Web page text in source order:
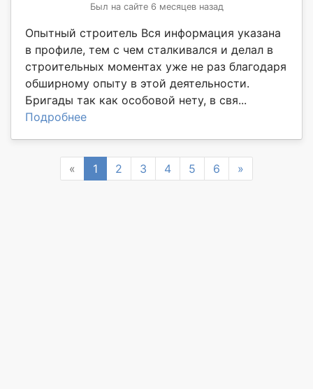
Был на сайте 6 месяцев назад
Опытный строитель Вся информация указана
в профиле, тем с чем сталкивался и делал в
строительных моментах уже не раз благодаря
обширному опыту в этой деятельности.
Бригады так как особовой нету, в свя...
Подробнее
« Previous
1 2 3 4 5 6 »